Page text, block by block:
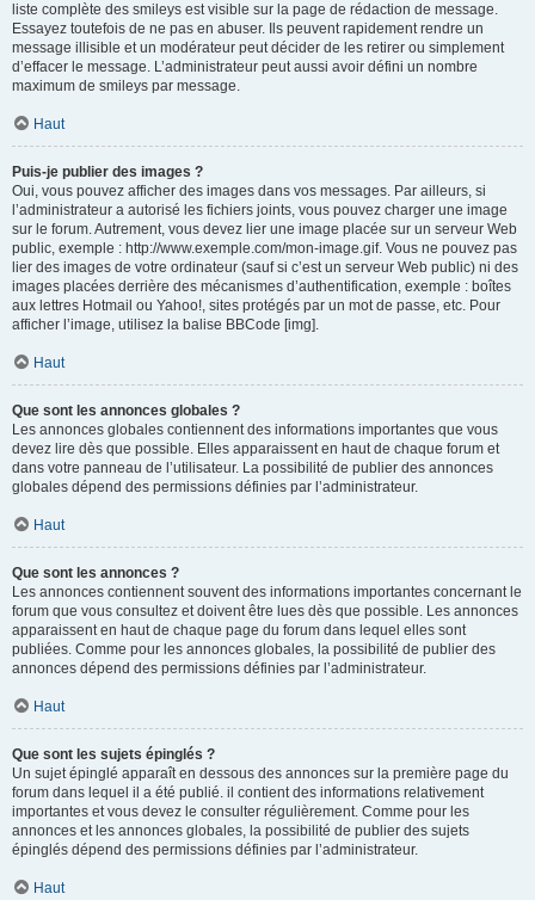
liste complète des smileys est visible sur la page de rédaction de message.
Essayez toutefois de ne pas en abuser. Ils peuvent rapidement rendre un
message illisible et un modérateur peut décider de les retirer ou simplement
d’effacer le message. L’administrateur peut aussi avoir défini un nombre
maximum de smileys par message.
Haut
Puis-je publier des images ?
Oui, vous pouvez afficher des images dans vos messages. Par ailleurs, si
l’administrateur a autorisé les fichiers joints, vous pouvez charger une image
sur le forum. Autrement, vous devez lier une image placée sur un serveur Web
public, exemple : http://www.exemple.com/mon-image.gif. Vous ne pouvez pas
lier des images de votre ordinateur (sauf si c’est un serveur Web public) ni des
images placées derrière des mécanismes d’authentification, exemple : boîtes
aux lettres Hotmail ou Yahoo!, sites protégés par un mot de passe, etc. Pour
afficher l’image, utilisez la balise BBCode [img].
Haut
Que sont les annonces globales ?
Les annonces globales contiennent des informations importantes que vous
devez lire dès que possible. Elles apparaissent en haut de chaque forum et
dans votre panneau de l’utilisateur. La possibilité de publier des annonces
globales dépend des permissions définies par l’administrateur.
Haut
Que sont les annonces ?
Les annonces contiennent souvent des informations importantes concernant le
forum que vous consultez et doivent être lues dès que possible. Les annonces
apparaissent en haut de chaque page du forum dans lequel elles sont
publiées. Comme pour les annonces globales, la possibilité de publier des
annonces dépend des permissions définies par l’administrateur.
Haut
Que sont les sujets épinglés ?
Un sujet épinglé apparaît en dessous des annonces sur la première page du
forum dans lequel il a été publié. il contient des informations relativement
importantes et vous devez le consulter régulièrement. Comme pour les
annonces et les annonces globales, la possibilité de publier des sujets
épinglés dépend des permissions définies par l’administrateur.
Haut